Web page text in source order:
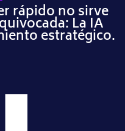
rápido no sirve
La IA
estratégico.